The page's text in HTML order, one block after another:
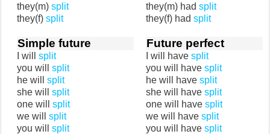
they(m) split
they(f) split
they(m) had split
they(f) had split
Simple future
I will split
you will split
he will split
she will split
one will split
we will split
you will split
Future perfect
I will have split
you will have split
he will have split
she will have split
one will have split
we will have split
you will have split